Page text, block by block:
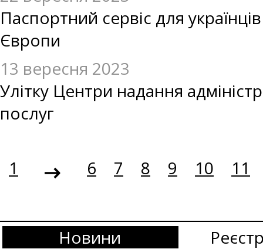
Паспортний сервіс для
Європи
13 вересня 2023
Улітку Центри надання
послуг
1 6 7 8 9 10 11
Новини